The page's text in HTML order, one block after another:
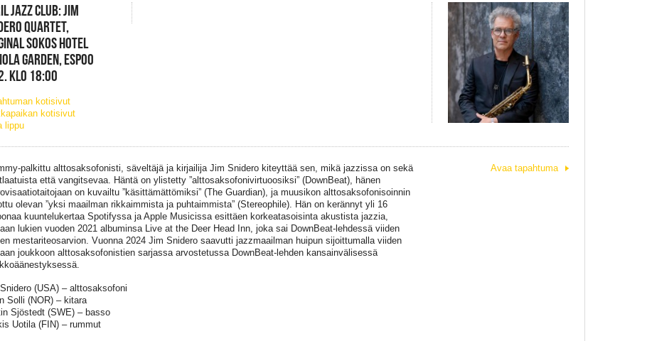
JAZZ CLUB: JIM
QUARTET,
SOKOS HOTEL
GARDEN, ESPOO
KLO 18:00
kotisivut
kotisivut
lippu
palkittu alttosaksofonisti, säveltäjä ja kirjailija Jim Snidero kiteyttää sen, mikä jazzissa on sekä
että vangitsevaa. Häntä on ylistetty ”alttosaksofonivirtuoosiksi” (DownBeat), hänen
on kuvailtu ”käsittämättömiksi” (The Guardian), ja muusikon alttosaksofonisoinnin
olevan ”yksi maailman rikkaimmista ja puhtaimmista” (Stereophile). Hän on kerännyt yli 16
kuuntelukertaa Spotifyssa ja Apple Musicissa esittäen korkeatasoisinta akustista jazzia,
lukien vuoden 2021 albuminsa Live at the Deer Head Inn, joka sai DownBeat-lehdessä viiden
mestariteosarvion. Vuonna 2024 Jim Snidero saavutti jazzmaailman huipun sijoittumalla viiden
joukkoon alttosaksofonistien sarjassa arvostetussa DownBeat-lehden kansainvälisessä
(USA) – alttosaksofoni
Solli (NOR) – kitara
Sjöstedt (SWE) – basso
Uotila (FIN) – rummut
Avaa tapahtuma